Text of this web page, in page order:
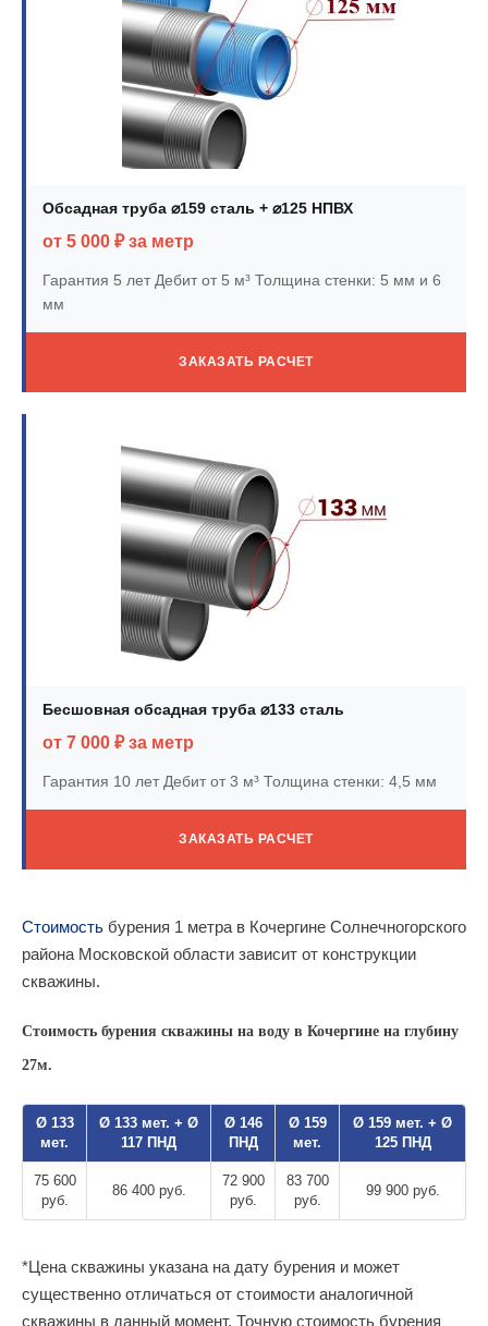
Обсадная труба ⌀159 сталь + ⌀125 НПВХ
от 5 000 ₽ за метр
Гарантия 5 летДебит от 5 м³ Толщина стенки: 5 мм и 6
мм
ЗАКАЗАТЬ РАСЧЕТ
Бесшовная обсадная труба ⌀133 сталь
от 7 000 ₽ за метр
Гарантия 10 летДебит от 3 м³ Толщина стенки: 4,5 мм
ЗАКАЗАТЬ РАСЧЕТ
Стоимость бурения 1 метра в Кочергине Солнечногорского
района Московской области зависит от конструкции
скважины.
Стоимость бурения скважины на воду в Кочергине на глубину
27м.
Ø 133
мет.
Ø 133 мет. + Ø
117 ПНД
Ø 146
ПНД
Ø 159
мет.
Ø 159 мет. + Ø
125 ПНД
75 600
руб.
86 400 руб.
72 900
руб.
83 700
руб.
99 900 руб.
*Цена скважины указана на дату бурения и может
существенно отличаться от стоимости аналогичной
скважины в данный момент. Точную стоимость бурения